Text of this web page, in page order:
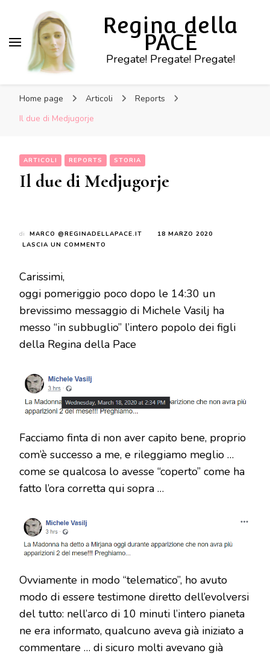
Regina della
PACE
Pregate! Pregate! Pregate!
Home page Articoli
Reports
Il due di Medjugorje
ARTICOLI REPORTS STORIA
Il due di Medjugorje
di MARCO @REGINADELLAPACE.IT
18 MARZO 2020
LASCIA UN COMMENTO
MEDJUGORJE
Carissimi,
oggi pomeriggio poco dopo le 14:30 un
brevissimo messaggio di Michele Vasilj ha
messo “in subbuglio” l’intero popolo dei figli
della Regina della Pace
Facciamo finta di non aver capito bene, proprio
com’è successo a me, e rileggiamo meglio …
come se qualcosa lo avesse “coperto” come ha
fatto l’ora corretta qui sopra …
Ovviamente in modo “telematico”, ho avuto
modo di essere testimone diretto dell’evolversi
del tutto: nell’arco di 10 minuti l’intero pianeta
ne era informato, qualcuno aveva già iniziato a
commentare … di sicuro molti avevano già